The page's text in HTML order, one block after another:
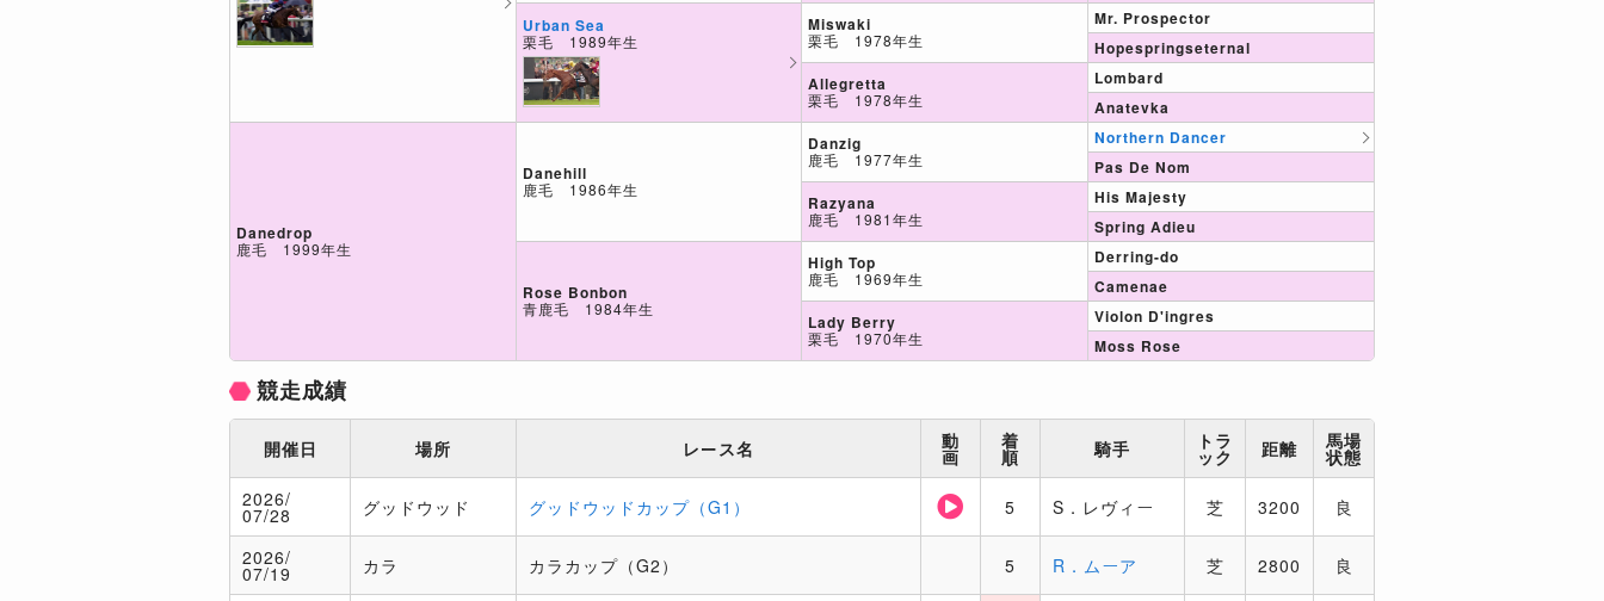
Danedrop
鹿毛 1999年生
Urban Sea
栗毛 1989年生
Danehill
鹿毛 1986年生
Rose Bonbon
青鹿毛 1984年生
Miswaki
栗毛 1978年生
Allegretta
栗毛 1978年生
Danzig
鹿毛 1977年生
Razyana
鹿毛 1981年生
High Top
鹿毛 1969年生
Lady Berry
栗毛 1970年生
Mr. Prospector
Hopespringseternal
Lombard
Anatevka
Northern Dancer
Pas De Nom
His Majesty
Spring Adieu
Derring-do
Camenae
Violon D'ingres
Moss Rose
競走成績
開催日 場所 レース名 動
画
着
順 騎手 トラ
ック 距離 馬場
状態
2026/
07/28 グッドウッド グッドウッドカップ（G1） 5 S．レヴィー 芝 3200 良
2026/
07/19 カラ カラカップ（G2） 5 R．ムーア 芝 2800 良